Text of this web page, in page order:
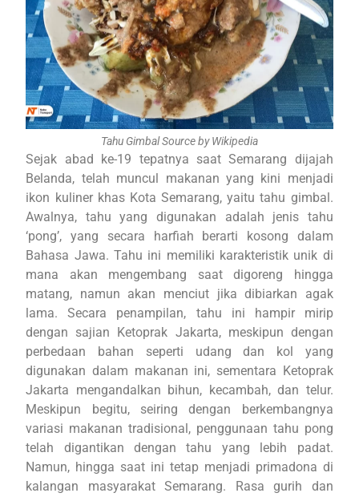
Tahu Gimbal Source by Wikipedia
Sejak abad ke-19 tepatnya saat Semarang dijajah
Belanda, telah muncul makanan yang kini menjadi
ikon kuliner khas Kota Semarang, yaitu tahu gimbal.
Awalnya, tahu yang digunakan adalah jenis tahu
‘pong’, yang secara harfiah berarti kosong dalam
Bahasa Jawa. Tahu ini memiliki karakteristik unik di
mana akan mengembang saat digoreng hingga
matang, namun akan menciut jika dibiarkan agak
lama. Secara penampilan, tahu ini hampir mirip
dengan sajian Ketoprak Jakarta, meskipun dengan
perbedaan bahan seperti udang dan kol yang
digunakan dalam makanan ini, sementara Ketoprak
Jakarta mengandalkan bihun, kecambah, dan telur.
Meskipun begitu, seiring dengan berkembangnya
variasi makanan tradisional, penggunaan tahu pong
telah digantikan dengan tahu yang lebih padat.
Namun, hingga saat ini tetap menjadi primadona di
kalangan masyarakat Semarang. Rasa gurih dan